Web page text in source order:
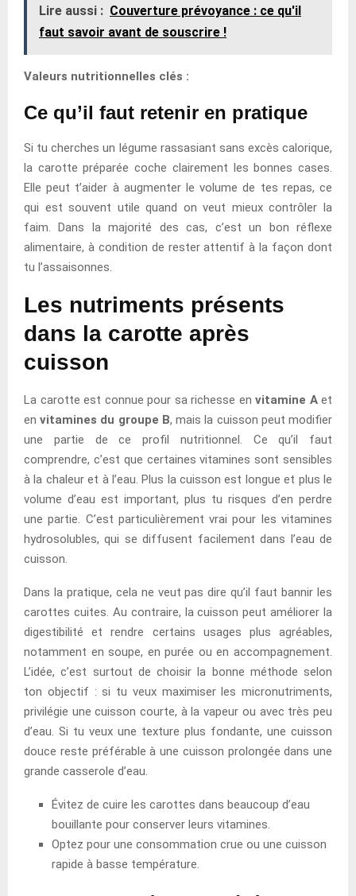
Lire aussi : Couverture prévoyance : ce qu'il
faut savoir avant de souscrire !
Valeurs nutritionnelles clés :
Ce qu’il faut retenir en pratique
Si tu cherches un légume rassasiant sans excès calorique,
la carotte préparée coche clairement les bonnes cases.
Elle peut t’aider à augmenter le volume de tes repas, ce
qui est souvent utile quand on veut mieux contrôler la
faim. Dans la majorité des cas, c’est un bon réflexe
alimentaire, à condition de rester attentif à la façon dont
tu l’assaisonnes.
Les nutriments présents
dans la carotte après
cuisson
La carotte est connue pour sa richesse en vitamine Aet
envitamines du groupe B, mais la cuisson peut modifier
une partie de ce profil nutritionnel. Ce qu’il faut
comprendre, c’est que certaines vitamines sont sensibles
à la chaleur et à l’eau. Plus la cuisson est longue et plus le
volume d’eau est important, plus tu risques d’en perdre
une partie. C’est particulièrement vrai pour les vitamines
hydrosolubles, qui se diffusent facilement dans l’eau de
cuisson.
Dans la pratique, cela ne veut pas dire qu’il faut bannir les
carottes cuites. Au contraire, la cuisson peut améliorer la
digestibilité et rendre certains usages plus agréables,
notamment en soupe, en purée ou en accompagnement.
L’idée, c’est surtout de choisir la bonne méthode selon
ton objectif : si tu veux maximiser les micronutriments,
privilégie une cuisson courte, à la vapeur ou avec très peu
d’eau. Si tu veux une texture plus fondante, une cuisson
douce reste préférable à une cuisson prolongée dans une
grande casserole d’eau.
Évitez de cuire les carottes dans beaucoup d’eau
bouillante pour conserver leurs vitamines.
Optez pour une consommation crue ou une cuisson
rapide à basse température.